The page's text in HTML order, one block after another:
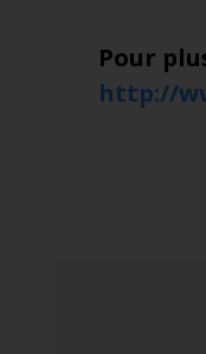
Pour
http://